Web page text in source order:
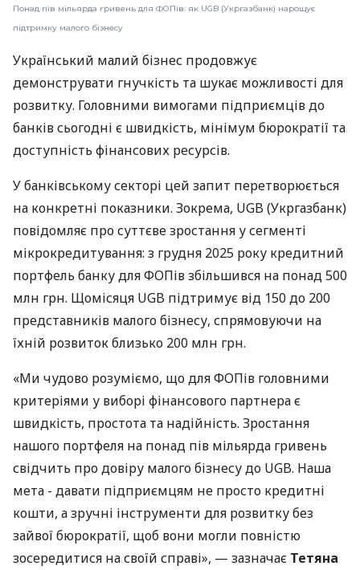
Понад пів мільярда гривень для ФОПів: як UGB (Укргазбанк) нарощує
підтримку малого бізнесу
Український малий бізнес продовжує
демонструвати гнучкість та шукає можливості для
розвитку. Головними вимогами підприємців до
банків сьогодні є швидкість, мінімум бюрократії та
доступність фінансових ресурсів.
У банківському секторі цей запит перетворюється
на конкретні показники. Зокрема, UGB (Укргазбанк)
повідомляє про суттєве зростання у сегменті
мікрокредитування: з грудня 2025 року кредитний
портфель банку для ФОПів збільшився на понад 500
млн грн. Щомісяця UGB підтримує від 150 до 200
представників малого бізнесу, спрямовуючи на
їхній розвиток близько 200 млн грн.
«Ми чудово розуміємо, що для ФОПів головними
критеріями у виборі фінансового партнера є
швидкість, простота та надійність. Зростання
нашого портфеля на понад пів мільярда гривень
свідчить про довіру малого бізнесу до UGB. Наша
мета - давати підприємцям не просто кредитні
кошти, а зручні інструменти для розвитку без
зайвої бюрократії, щоб вони могли повністю
зосередитися на своїй справі», — зазначає Тетяна